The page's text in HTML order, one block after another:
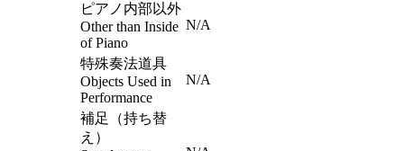
ピアノ内部以外
Other than Inside
of Piano
N/A
特殊奏法道具
Objects Used in
Performance
N/A
補足（持ち替
え）